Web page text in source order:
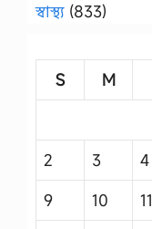
স্বাস্থ্য(833)
S
M
2
3 4
9
10 11